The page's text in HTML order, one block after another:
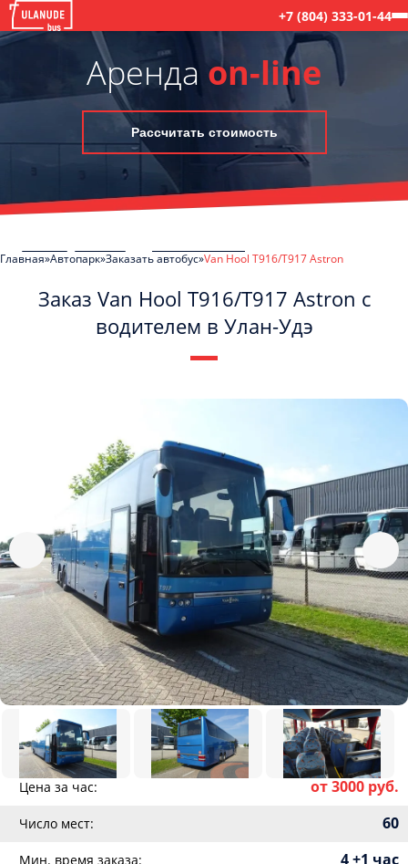
+7 (804) 333-01-44
Аренда on-line
Рассчитать стоимость
Главная Автопарк Заказать автобус Van Hool T916/T917 Astron
Заказ Van Hool T916/T917 Astron с
водителем в Улан-Удэ
Цена за час: от 3000 руб.
Число мест: 60
Мин. время заказа: 4 +1 час
Политикой конфиденциальности
ознакомлен(а), даю согласие на